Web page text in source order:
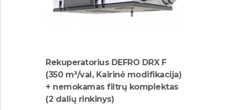
Rekuperatorius DEFRO DRX F
(350 m³/val, Kairinė modifikacija)
+ nemokamas filtrų komplektas
(2 dalių rinkinys)